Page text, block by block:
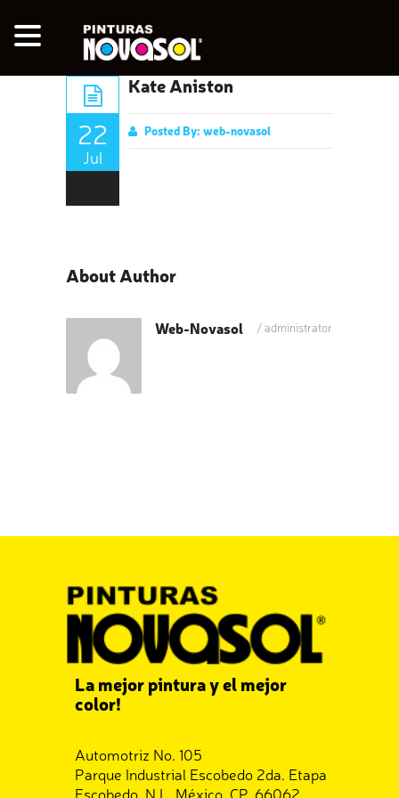
22
Jul
Kate Aniston
Posted By: web-novasol
About Author
Web-Novasol /administrator
La mejor pintura y el mejor
color!
Automotriz No. 105
Parque Industrial Escobedo 2da. Etapa
Escobedo, N.L. México, CP. 66062